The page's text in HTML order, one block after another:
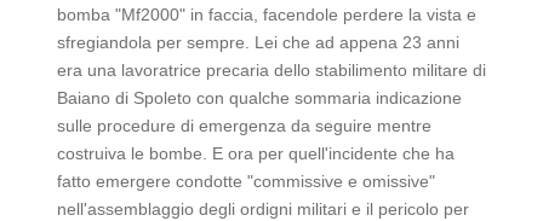
bomba "Mf2000" in faccia, facendole perdere la vista e
sfregiandola per sempre. Lei che ad appena 23 anni
era una lavoratrice precaria dello stabilimento militare di
Baiano di Spoleto con qualche sommaria indicazione
sulle procedure di emergenza da seguire mentre
costruiva le bombe. E ora per quell'incidente che ha
fatto emergere condotte "commissive e omissive"
nell'assemblaggio degli ordigni militari e il pericolo per